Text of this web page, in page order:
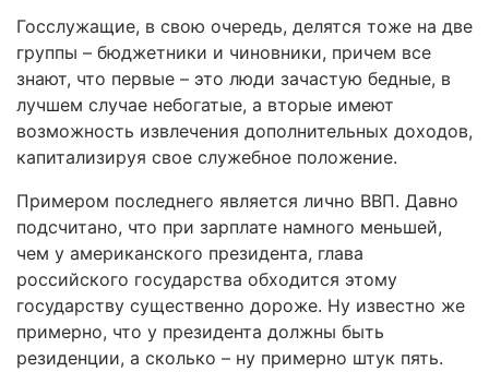
Госслужащие, в свою очередь, делятся тоже на две
группы – бюджетники и чиновники, причем все
знают, что первые – это люди зачастую бедные, в
лучшем случае небогатые, а вторые имеют
возможность извлечения дополнительных доходов,
капитализируя свое служебное положение.
Примером последнего является лично ВВП. Давно
подсчитано, что при зарплате намного меньшей,
чем у американского президента, глава
российского государства обходится этому
государству существенно дороже. Ну известно же
примерно, что у президента должны быть
резиденции, а сколько – ну примерно штук пять.